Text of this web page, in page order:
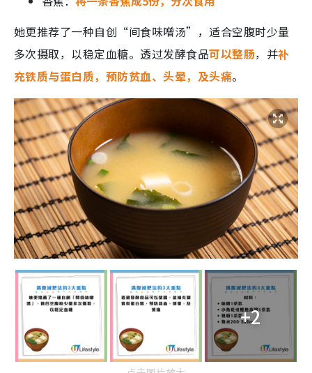
她更推荐了一种自创“间食味噌汤”，适合空腹时少量
多次摄取，以稳定血糖。透过发酵食品可以整肠，并补
充铁质与蛋白质，预防贫血、头晕，及头痛。
+2